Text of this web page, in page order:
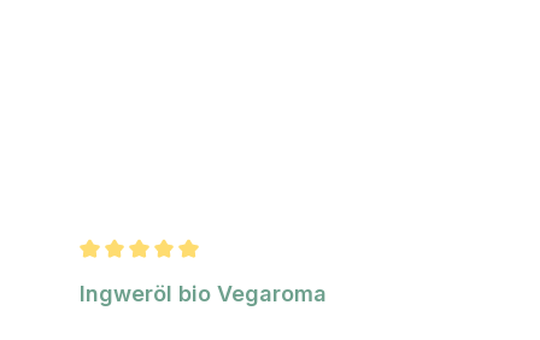
Ingweröl bio Vegaroma